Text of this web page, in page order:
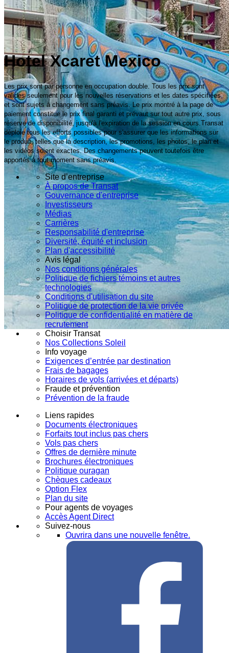
Hotel Xcaret Mexico
Les prix sont par personne en occupation double. Tous les prix sont
valides seulement pour les nouvelles réservations et les dates spécifiées,
et sont sujets à changement sans préavis. Le prix montré à la page de
paiement constitue le prix final garanti et prévaut sur tout autre prix, sous
réserve de disponibilité, jusqu'à l'expiration de la session en cours.Transat
déploie tous les efforts possibles pour s'assurer que les informations sur
le produit, telles que la description, les promotions, les photos, le plan et
les vidéos soient exactes. Des changements peuvent toutefois être
apportés à tout moment sans préavis.
Site d’entreprise
À propos de Transat
Gouvernance d'entreprise
Investisseurs
Médias
Carrières
Responsabilité d'entreprise
Diversité, équité et inclusion
Plan d'accessibilité
Avis légal
Nos conditions générales
Politique de fichiers témoins et autres
technologies
Conditions d'utilisation du site
Politique de protection de la vie privée
Politique de confidentialité en matière de
recrutement
Choisir Transat
Nos Collections Soleil
Info voyage
Exigences d’entrée par destination
Frais de bagages
Horaires de vols (arrivées et départs)
Fraude et prévention
Prévention de la fraude
Liens rapides
Documents électroniques
Forfaits tout inclus pas chers
Vols pas chers
Offres de dernière minute
Brochures électroniques
Politique ouragan
Chèques cadeaux
Option Flex
Plan du site
Pour agents de voyages
Accès Agent Direct
Suivez-nous
Ouvrira dans une nouvelle fenêtre.